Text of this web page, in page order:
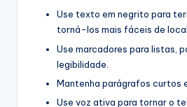
Use texto em negrito para
torná-los mais fáceis de
Use marcadores para listas,
legibilidade.
Mantenha parágrafos curtos
Use voz ativa para tornar o